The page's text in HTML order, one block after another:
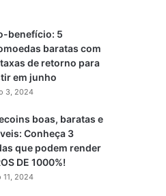
benefício: 5
baratas com
de retorno para
em junho
3, 2024
boas, baratas e
Conheça 3
que podem render
DE 1000%!
11, 2024